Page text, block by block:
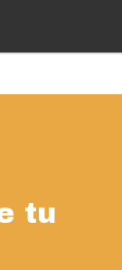
tu